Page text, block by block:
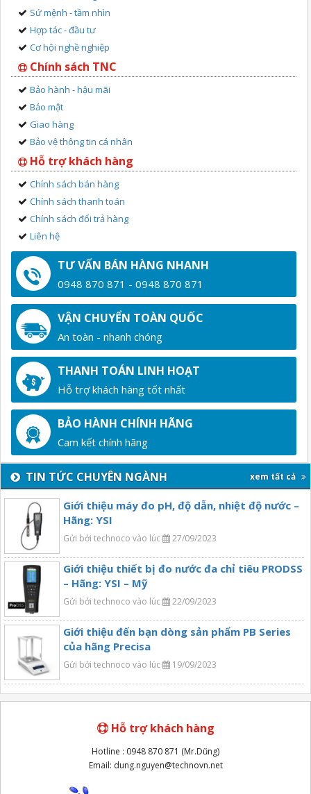
Sứ mệnh - tầm nhìn
Hợp tác - đầu tư
Cơ hội nghề nghiệp
Chính sách TNC
Bảo hành - hậu mãi
Bảo mật
Giao hàng
Bảo vệ thông tin cá nhân
Hỗ trợ khách hàng
Chính sách bán hàng
Chính sách thanh toán
Chính sách đổi trả hàng
Liên hệ
TƯ VẤN BÁN HÀNG NHANH
0948 870 871 - 0948 870 871
VẬN CHUYỂN TOÀN QUỐC
An toàn - nhanh chóng
THANH TOÁN LINH HOẠT
Hỗ trợ khách hàng tốt nhất
BẢO HÀNH CHÍNH HÃNG
Cam kết chính hãng
TIN TỨC CHUYÊN NGÀNH xem tất cả
Giới thiệu máy đo pH, độ dẫn, nhiệt độ nước –
Hãng: YSI
Gửi bởi technoco vào lúc 27/09/2023
Giới thiệu thiết bị đo nước đa chỉ tiêu PRODSS
– Hãng: YSI – Mỹ
Gửi bởi technoco vào lúc 22/09/2023
Giới thiệu đến bạn dòng sản phẩm PB Series
của hãng Precisa
Gửi bởi technoco vào lúc 19/09/2023
Hỗ trợ khách hàng
Hotline : 0948 870 871 (Mr.Dũng)
Email: dung.nguyen@technovn.net